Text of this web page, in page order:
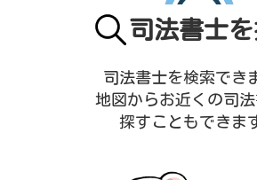
司法書士
司法書士を検索でき
地図からお近くの司
探すこともできま